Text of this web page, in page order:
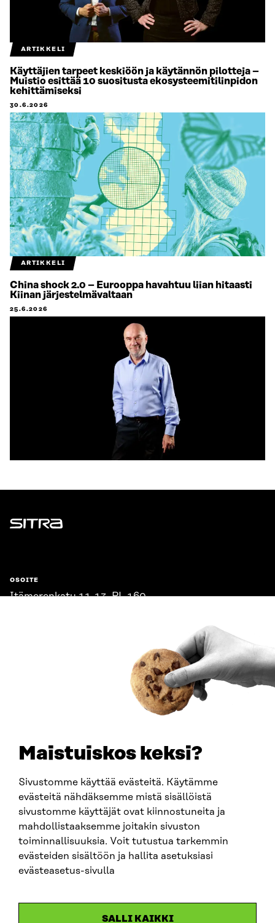
Maistuiskos keksi?
Sivustomme käyttää evästeitä. Käytämme
evästeitä nähdäksemme mistä sisällöistä
sivustomme käyttäjät ovat kiinnostuneita ja
mahdollistaaksemme joitakin sivuston
toiminnallisuuksia. Voit tutustua tarkemmin
evästeiden sisältöön ja hallita asetuksiasi
evästeasetus-sivulla
SALLI KAIKKI
ARTIKKELI
Käyttäjien tarpeet keskiöön ja käytännön pilotteja –
Muistio esittää 10 suositusta ekosysteemitilinpidon
kehittämiseksi
30.6.2026
ARTIKKELI
China shock 2.0 – Eurooppa havahtuu liian hitaasti
Kiinan järjestelmävaltaan
25.6.2026
Sitra
OSOITE
Itämerenkatu 11-13, PL 160,
SITRA SOSIAALISESSA MEDIASSA
LinkedIn
Instagram
YouTube